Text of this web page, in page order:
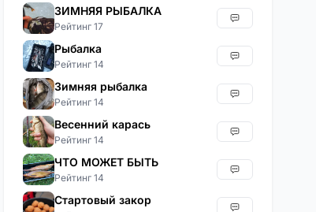
ЗИМНЯЯ РЫБАЛКА
Рейтинг 17
Рыбалка
Рейтинг 14
Зимняя рыбалка
Рейтинг 14
Весенний карась
Рейтинг 14
ЧТО МОЖЕТ БЫТЬ
Рейтинг 14
Стартовый закор